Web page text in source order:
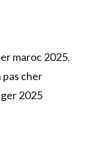
maroc 2025,
pas cher
2025